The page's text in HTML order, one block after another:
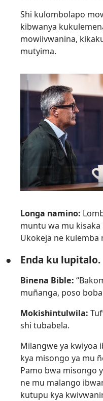
Shi kulombolapo
kibwanya
mowiivwanina,
mutyima.
Longa namino:
muntu wa mu
Ukokeja ne kulemba
● Enda ku lupitalo.
Binena Bible:
muñanga, poso
Mokishintulwila:
shi tubabela.
Milangwe ya kwiyoa
kya misongo ya mu
Pamo bwa misongo
ne mu malango
kutupu kya